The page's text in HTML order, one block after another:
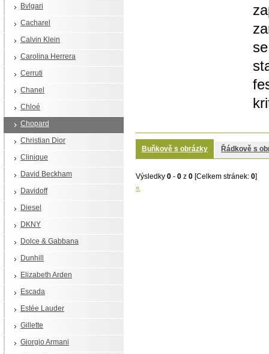
Bvlgari
Cacharel
Calvin Klein
Carolina Herrera
Cerruti
Chanel
Chloé
Chopard
Christian Dior
Clinique
David Beckham
Davidoff
Diesel
DKNY
Dolce & Gabbana
Dunhill
Elizabeth Arden
Escada
Estée Lauder
Gillette
Giorgio Armani
Buňkově s obrázky Řádkově s
Výsledky 0 - 0 z 0 [Celkem stránek: 0]
«